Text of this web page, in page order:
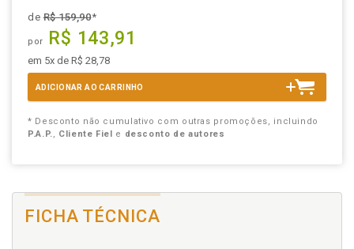
deR$ 159,90*
por R$ 143,91
em 5x de R$ 28,78
ADICIONAR AO CARRINHO
* Desconto não cumulativo com outras promoções, incluindo
P.A.P., Cliente Fiel e desconto de autores
FICHA TÉCNICA